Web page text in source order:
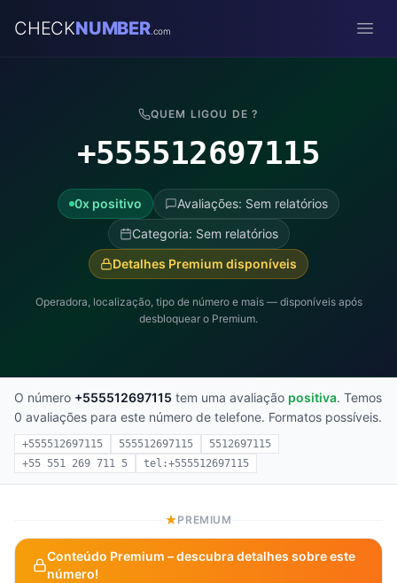
CHECKNUMBER.com
QUEM LIGOU DE ?
+555512697115
0x positivo
Avaliações: Sem relatórios
Categoria: Sem relatórios
Detalhes Premium disponíveis
Operadora, localização, tipo de número e mais — disponíveis após
desbloquear o Premium.
O número +555512697115 tem uma avaliação positiva. Temos
0 avaliações para este número de telefone. Formatos possíveis.
+555512697115 555512697115
5512697115
+55 551 269 711 5
tel:+555512697115
PREMIUM
Conteúdo Premium – descubra detalhes sobre este
número!